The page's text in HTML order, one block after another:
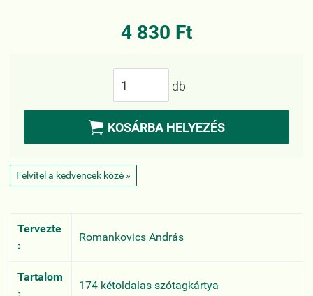
4 830 Ft
db
 KOSÁRBA HELYEZÉS
Felvitel a kedvencek közé »
Tervezte
:
Romankovics András
Tartalom
:
174 kétoldalas szótagkártya